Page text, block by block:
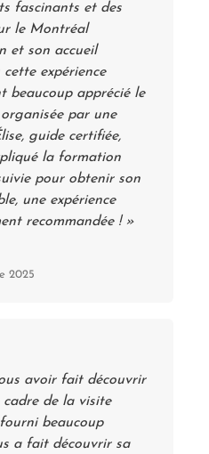
fascinants et des
le Montréal
et son accueil
expérience
beaucoup apprécié le
par une
guide certifiée,
la formation
pour obtenir son
une expérience
recommandée ! »
2025
avoir fait découvrir
de la visite
beaucoup
a fait découvrir sa